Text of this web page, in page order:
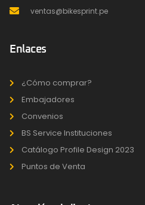
ventas@bikesprint.pe
Enlaces
¿Cómo comprar?
Embajadores
Convenios
BS Service Instituciones
Catálogo Profile Design 2023
Puntos de Venta